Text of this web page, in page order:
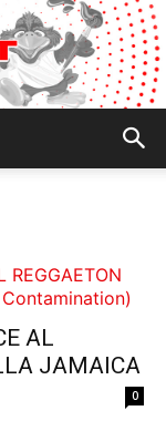
AL
JAMAICA
0